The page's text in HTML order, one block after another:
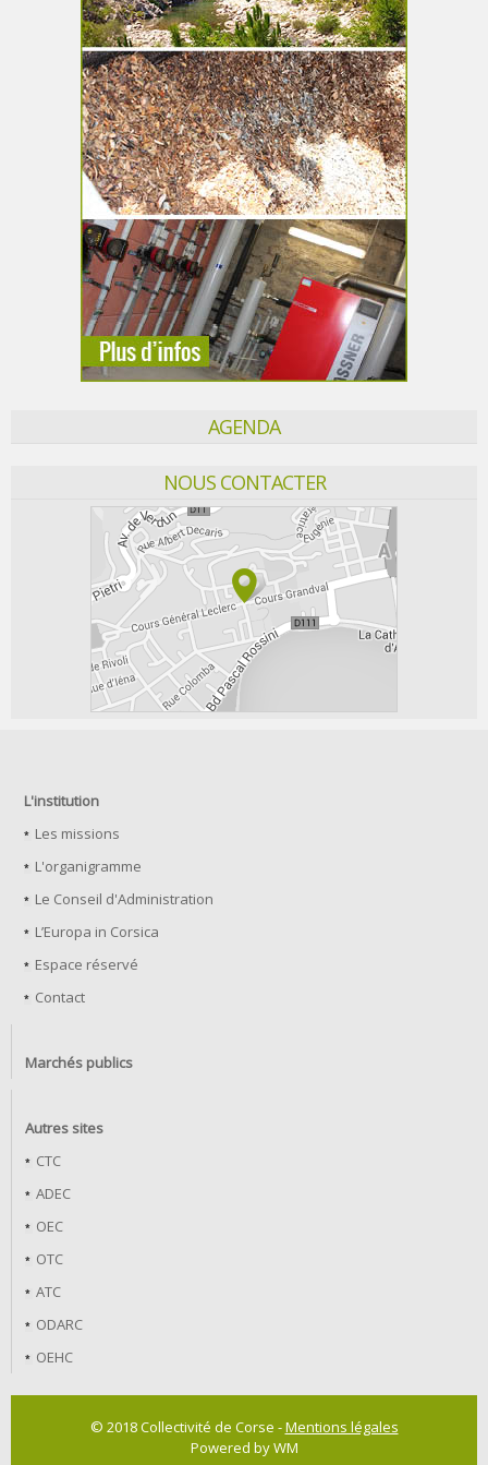
AGENDA
NOUS CONTACTER
L'institution
Les missions
L'organigramme
Le Conseil d'Administration
L’Europa in Corsica
Espace réservé
Contact
Marchés publics
Autres sites
CTC
ADEC
OEC
OTC
ATC
ODARC
OEHC
© 2018 Collectivité de Corse -Mentions légales
Powered by WM